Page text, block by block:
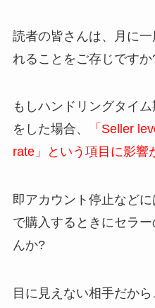
読者の皆さんは、月に
れることをご存じですか
もしハンドリングタイ
をした場合、
「Seller
rate」という項目に影響
即アカウント停止など
で購入するときにセラ
んか?
目に見えない相手だか